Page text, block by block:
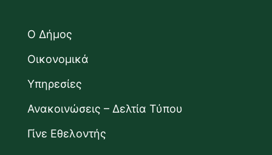
Ο Δήμος
Οικονομικά
Υπηρεσίες
Ανακοινώσεις – Δελτία Τύπου
Γίνε Εθελοντής